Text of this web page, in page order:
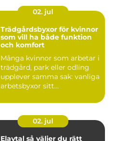
02. jul
Trädgårdsbyxor för kvinnor
som vill ha både funktion
och komfort
Många kvinnor som arbetar i
trädgård, park eller odling
upplever samma sak: vanliga
arbetsbyxor sitt...
02. jul
Elavtal så väljer du rätt